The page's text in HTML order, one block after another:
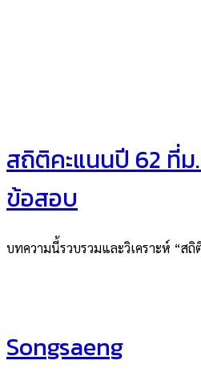
สถิติคะแนนปี 62 ที่
ข้อสอบ
บทความนี้รวบรวมและวิเคราะห์ “
Songsaeng